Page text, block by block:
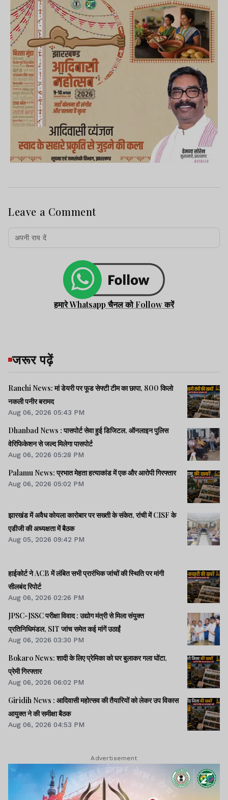
Leave a Comment
हमारे Whatsapp चैनल को Follow करें
जरूर पढ़ें
Ranchi News: मां डेयरी पर फूड सेफ्टी टीम का छापा, 800 किलो
नकली पनीर बरामद
Aug 06, 2026 05:43 PM
Dhanbad News : पासपोर्ट सेवा हुई डिजिटल, ऑनलाइन पुलिस
वेरिफिकेशन से जल्द मिलेगा पासपोर्ट
Aug 06, 2026 05:28 PM
Palamu News: प्रभात मेहता हत्याकांड में एक और आरोपी गिरफ्तार
Aug 06, 2026 05:02 PM
झारखंड में अवैध कोयला कारोबार पर सख्ती के संकेत, रांची में CISF के
एडीजी की अध्यक्षता में बैठक
Aug 05, 2026 09:42 PM
हाईकोर्ट ने ACB में लंबित सभी प्रारंभिक जांचों की स्थिति पर मांगी
सीलबंद रिपोर्ट
Aug 06, 2026 02:26 PM
JPSC-JSSC परीक्षा विवाद : उद्योग मंत्री से मिला संयुक्त
प्रतिनिधिमंडल, SIT जांच समेत कई मांगें उठाईं
Aug 06, 2026 03:30 PM
Bokaro News: शादी के लिए प्रेमिका को घर बुलाकर गला घोंटा,
प्रेमी गिरफ्तार
Aug 06, 2026 06:02 PM
Giridih News : आदिवासी महोत्सव की तैयारियों को लेकर उप विकास
आयुक्त ने की समीक्षा बैठक
Aug 06, 2026 04:53 PM
Advertisement